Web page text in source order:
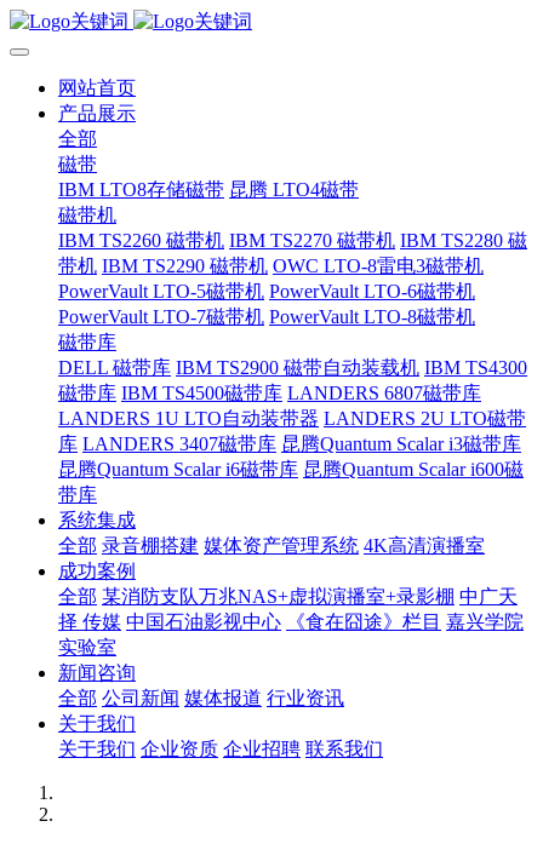
网站首页
产品展示
全部
磁带
IBM LTO8存储磁带 昆腾 LTO4磁带
磁带机
IBM TS2260 磁带机 IBM TS2270 磁带机 IBM TS2280 磁
带机 IBM TS2290 磁带机 OWC LTO-8雷电3磁带机
PowerVault LTO-5磁带机 PowerVault LTO-6磁带机
PowerVault LTO-7磁带机 PowerVault LTO-8磁带机
磁带库
DELL 磁带库 IBM TS2900 磁带自动装载机 IBM TS4300
磁带库 IBM TS4500磁带库 LANDERS 6807磁带库
LANDERS 1U LTO自动装带器 LANDERS 2U LTO磁带
库 LANDERS 3407磁带库 昆腾Quantum Scalar i3磁带库
昆腾Quantum Scalar i6磁带库 昆腾Quantum Scalar i600磁
带库
系统集成
全部 录音棚搭建 媒体资产管理系统 4K高清演播室
成功案例
全部 某消防支队万兆NAS+虚拟演播室+录影棚 中广天
择 传媒 中国石油影视中心 《食在囧途》栏目 嘉兴学院
实验室
新闻咨询
全部 公司新闻 媒体报道 行业资讯
关于我们
关于我们 企业资质 企业招聘 联系我们